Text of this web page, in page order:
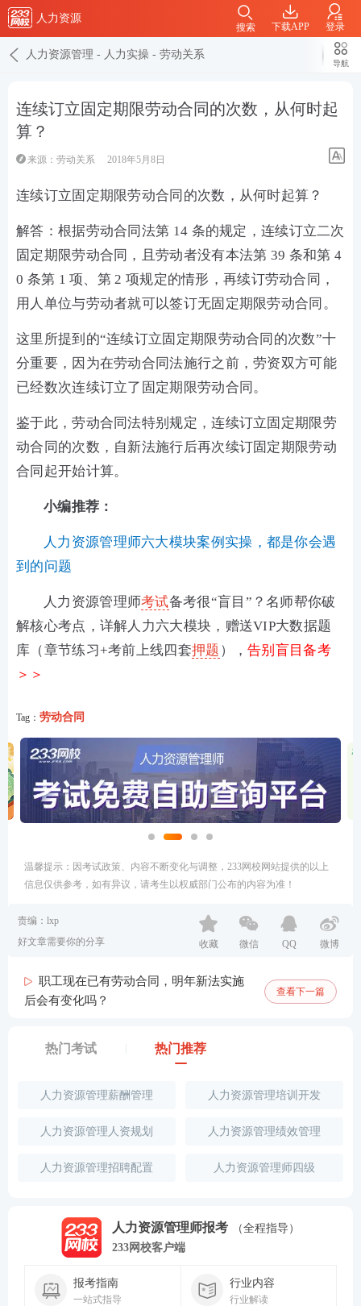
人力资源
下载APP 登录
搜索
人力资源管理 - 人力实操 - 劳动关系
导航
连续订立固定期限劳动合同的次数，从何时起
算？
来源： 劳动关系 2018年5月8日
连续订立固定期限劳动合同的次数，从何时起算？
解答：根据劳动合同法第 14 条的规定，连续订立二次
固定期限劳动合同，且劳动者没有本法第 39 条和第 4
0 条第 1 项、第 2 项规定的情形，再续订劳动合同，
用人单位与劳动者就可以签订无固定期限劳动合同。
这里所提到的“连续订立固定期限劳动合同的次数”十
分重要，因为在劳动合同法施行之前，劳资双方可能
已经数次连续订立了固定期限劳动合同。
鉴于此，劳动合同法特别规定，连续订立固定期限劳
动合同的次数，自新法施行后再次续订固定期限劳动
合同起开始计算。
小编推荐：
人力资源管理师六大模块案例实操，都是你会遇
到的问题
人力资源管理师考试备考很“盲目”？名师帮你破
解核心考点，详解人力六大模块，赠送VIP大数据题
库（章节练习+考前上线四套押题 ），告别盲目备考
＞＞
Tag： 劳动合同
温馨提示：因考试政策、内容不断变化与调整，233网校网站提供的以上
信息仅供参考，如有异议，请考生以权威部门公布的内容为准！
责编：lxp
好文章需要你的分享
收藏 微信 QQ 微博
职工现在已有劳动合同，明年新法实施
后会有变化吗？
查看下一篇
热门考试 热门推荐
人力资源管理薪酬管理 人力资源管理培训开发
人力资源管理人资规划 人力资源管理绩效管理
人力资源管理招聘配置 人力资源管理师四级
人力资源管理师报考
（全程指导）
233网校客户端
报考指南
一站式指导
行业内容
行业解读